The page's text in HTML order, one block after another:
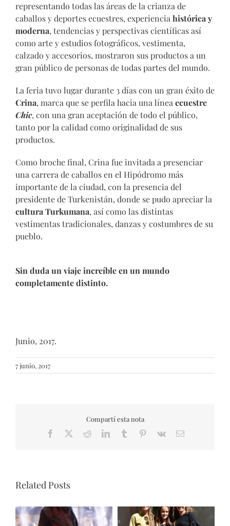
representando todas las áreas de la crianza de
caballos y deportes ecuestres, experiencia histórica y
moderna, tendencias y perspectivas científicas así
como arte y estudios fotográficos, vestimenta,
calzado y accesorios, mostraron sus productos a un
gran público de personas de todas partes del mundo.
La feria tuvo lugar durante 3 días con un gran éxito de
Crina, marca que se perfila hacia una línea ecuestre
Chic, con una gran aceptación de todo el público,
tanto por la calidad como originalidad de sus
productos.
Como broche final, Crina fue invitada a presenciar
una carrera de caballos en el Hipódromo más
importante de la ciudad, con la presencia del
presidente de Turkenistán, donde se pudo apreciar la
cultura Turkumana, así como las distintas
vestimentas tradicionales, danzas y costumbres de su
pueblo.
Sin duda un viaje increíble en un mundo
completamente distinto.
Junio, 2017.
7 junio, 2017
Compartí esta nota
Facebook RedditLinkedInTumblr Pinterest
Vk Email
Related Posts